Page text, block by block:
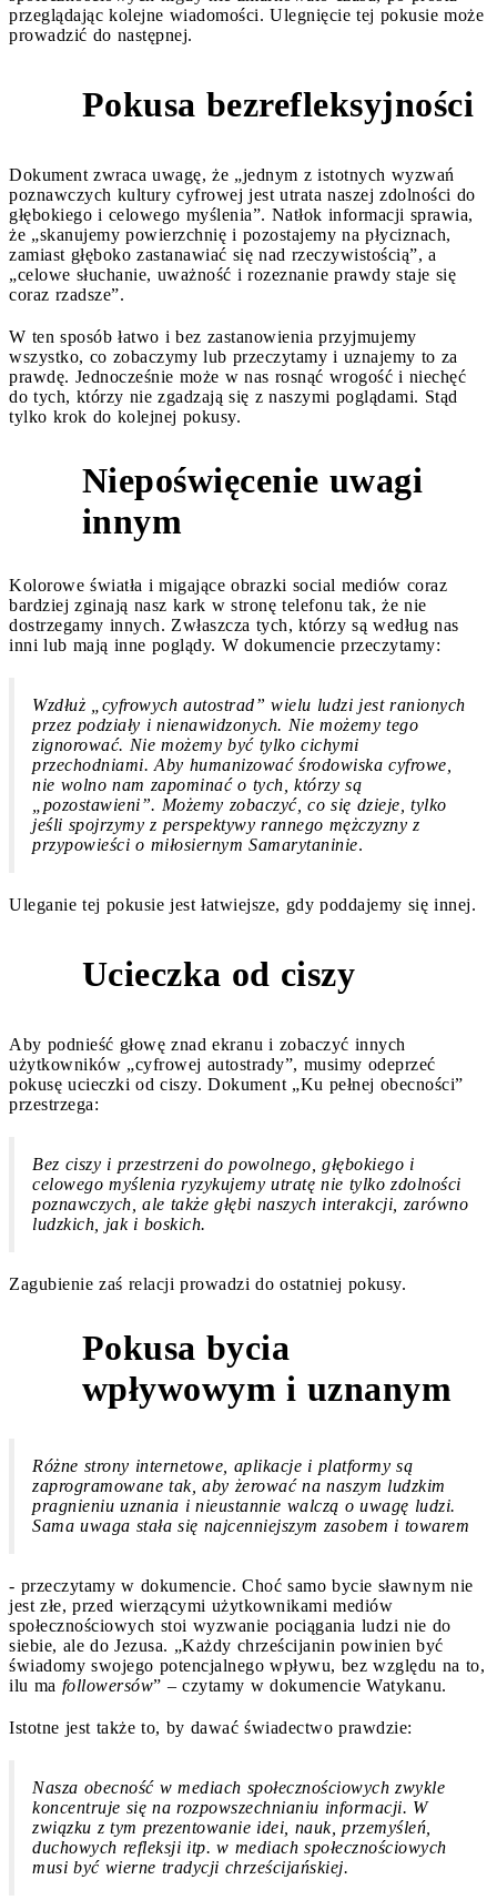
przeglądając kolejne wiadomości. Ulegnięcie tej pokusie może
prowadzić do następnej.
Pokusa bezrefleksyjności
Dokument zwraca uwagę, że „jednym z istotnych wyzwań
poznawczych kultury cyfrowej jest utrata naszej zdolności do
głębokiego i celowego myślenia”. Natłok informacji sprawia,
że „skanujemy powierzchnię i pozostajemy na płyciznach,
zamiast głęboko zastanawiać się nad rzeczywistością”, a
„celowe słuchanie, uważność i rozeznanie prawdy staje się
coraz rzadsze”.
W ten sposób łatwo i bez zastanowienia przyjmujemy
wszystko, co zobaczymy lub przeczytamy i uznajemy to za
prawdę. Jednocześnie może w nas rosnąć wrogość i niechęć
do tych, którzy nie zgadzają się z naszymi poglądami. Stąd
tylko krok do kolejnej pokusy.
Niepoświęcenie uwagi
innym
Kolorowe światła i migające obrazki social mediów coraz
bardziej zginają nasz kark w stronę telefonu tak, że nie
dostrzegamy innych. Zwłaszcza tych, którzy są według nas
inni lub mają inne poglądy. W dokumencie przeczytamy:
Wzdłuż „cyfrowych autostrad” wielu ludzi jest ranionych
przez podziały i nienawidzonych. Nie możemy tego
zignorować. Nie możemy być tylko cichymi
przechodniami. Aby humanizować środowiska cyfrowe,
nie wolno nam zapominać o tych, którzy są
„pozostawieni”. Możemy zobaczyć, co się dzieje, tylko
jeśli spojrzymy z perspektywy rannego mężczyzny z
przypowieści o miłosiernym Samarytaninie.
Uleganie tej pokusie jest łatwiejsze, gdy poddajemy się innej.
Ucieczka od ciszy
Aby podnieść głowę znad ekranu i zobaczyć innych
użytkowników „cyfrowej autostrady”, musimy odeprzeć
pokusę ucieczki od ciszy. Dokument „Ku pełnej obecności”
przestrzega:
Bez ciszy i przestrzeni do powolnego, głębokiego i
celowego myślenia ryzykujemy utratę nie tylko zdolności
poznawczych, ale także głębi naszych interakcji, zarówno
ludzkich, jak i boskich.
Zagubienie zaś relacji prowadzi do ostatniej pokusy.
Pokusa bycia
wpływowym i uznanym
Różne strony internetowe, aplikacje i platformy są
zaprogramowane tak, aby żerować na naszym ludzkim
pragnieniu uznania i nieustannie walczą o uwagę ludzi.
Sama uwaga stała się najcenniejszym zasobem i towarem
- przeczytamy w dokumencie. Choć samo bycie sławnym nie
jest złe, przed wierzącymi użytkownikami mediów
społecznościowych stoi wyzwanie pociągania ludzi nie do
siebie, ale do Jezusa. „Każdy chrześcijanin powinien być
świadomy swojego potencjalnego wpływu, bez względu na to,
ilu ma followersów” – czytamy w dokumencie Watykanu.
Istotne jest także to, by dawać świadectwo prawdzie:
Nasza obecność w mediach społecznościowych zwykle
koncentruje się na rozpowszechnianiu informacji. W
związku z tym prezentowanie idei, nauk, przemyśleń,
duchowych refleksji itp. w mediach społecznościowych
musi być wierne tradycji chrześcijańskiej.